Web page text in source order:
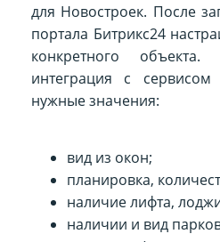
для Новостроек. После
портала Битрикс24
конкретного
интеграция с
нужные значения:
вид из окон;
планировка,
наличие лифта,
наличии и вид